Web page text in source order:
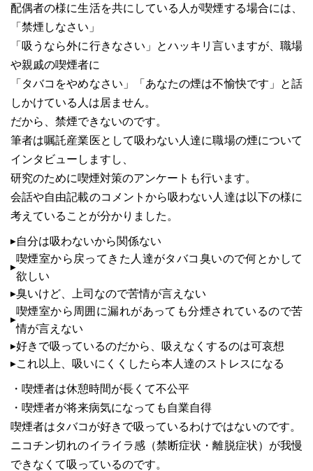
配偶者の様に生活を共にしている人が喫煙する場合には、
「禁煙しなさい」
「吸うなら外に行きなさい」とハッキリ言いますが、職場
や親戚の喫煙者に
「タバコをやめなさい」「あなたの煙は不愉快です」と話
しかけている人は居ません。
だから、禁煙できないのです。
筆者は嘱託産業医として吸わない人達に職場の煙について
インタビューしますし、
研究のために喫煙対策のアンケートも行います。
会話や自由記載のコメントから吸わない人達は以下の様に
考えていることが分かりました。
自分は吸わないから関係ない
喫煙室から戻ってきた人達がタバコ臭いので何とかして
欲しい
臭いけど、上司なので苦情が言えない
喫煙室から周囲に漏れがあっても分煙されているので苦
情が言えない
好きで吸っているのだから、吸えなくするのは可哀想
これ以上、吸いにくくしたら本人達のストレスになる
・喫煙者は休憩時間が長くて不公平
・喫煙者が将来病気になっても自業自得
喫煙者はタバコが好きで吸っているわけではないのです。
ニコチン切れのイライラ感（禁断症状・離脱症状）が我慢
できなくて吸っているのです。